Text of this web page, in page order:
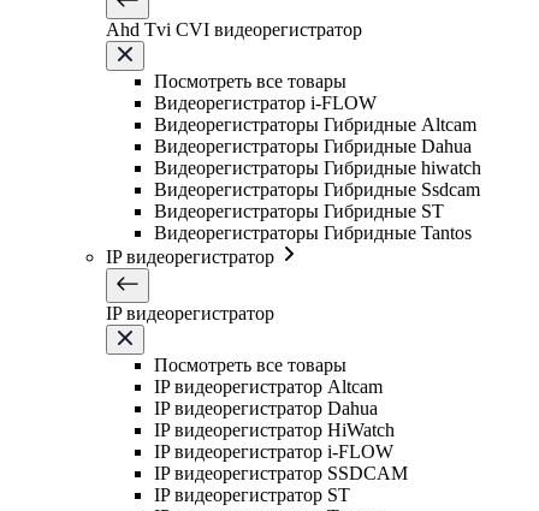
Ahd Tvi CVI видеорегистратор
Посмотреть все товары
Видеорегистратор i-FLOW
Видеорегистраторы Гибридные Altcam
Видеорегистраторы Гибридные Dahua
Видеорегистраторы Гибридные hiwatch
Видеорегистраторы Гибридные Ssdcam
Видеорегистраторы Гибридные ST
Видеорегистраторы Гибридные Tantos
IP видеорегистратор
IP видеорегистратор
Посмотреть все товары
IP видеорегистратор Altcam
IP видеорегистратор Dahua
IP видеорегистратор HiWatch
IP видеорегистратор i-FLOW
IP видеорегистратор SSDCAM
IP видеорегистратор ST